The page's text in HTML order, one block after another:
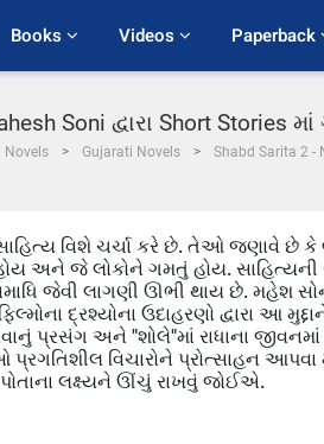
Books Videos Paperback
Soni દ્વારા Short Stories
Novels Gujarati Novels Shabd Sarita 2 -
વિશે ચર્ચા કરે છે. તેઓ જણાવે છે કે
અને જે લોકોને ગમતું હોય. સાહિત્યની
જેવી લાગણી ઊભી થાય છે. મહેશ
દ્રશ્યોના ઉદાહરણો દ્વારા આ
પ્રસંગ અને "શોલે"માં રાધાના
વિચારોને પ્રોત્સાહન આપવા
લક્ષ્યને ઊંચું રાખવું જોઈએ.